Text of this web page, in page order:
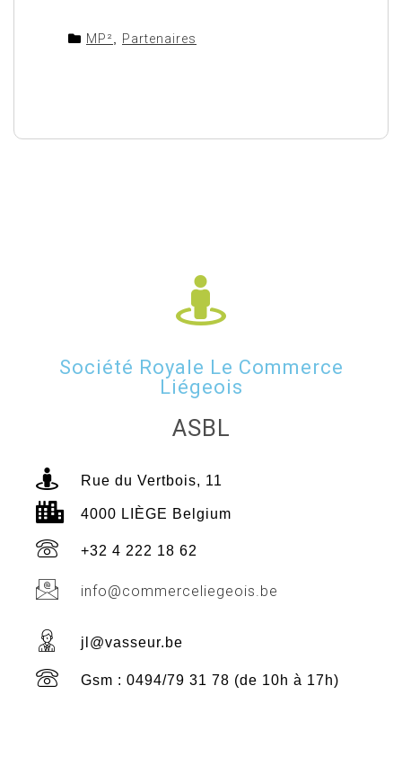
MP² Partenaires
Société Royale Le Commerce
Liégeois
ASBL
Rue du Vertbois, 11
4000 LIÈGE Belgium
+32 4 222 18 62
info@commerceliegeois.be
jl@vasseur.be
Gsm : 0494/79 31 78 (de 10h à 17h)